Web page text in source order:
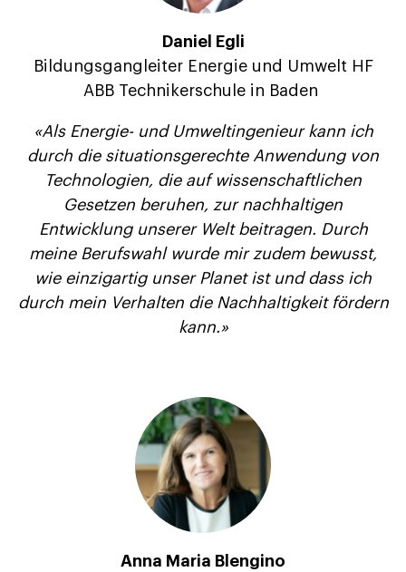
Daniel Egli
Bildungsgangleiter Energie und Umwelt HF
ABB Technikerschule in Baden
«Als Energie- und Umweltingenieur kann ich
durch die situationsgerechte Anwendung von
Technologien, die auf wissenschaftlichen
Gesetzen beruhen, zur nachhaltigen
Entwicklung unserer Welt beitragen. Durch
meine Berufswahl wurde mir zudem bewusst,
wie einzigartig unser Planet ist und dass ich
durch mein Verhalten die Nachhaltigkeit fördern
kann.»
Anna Maria Blengino